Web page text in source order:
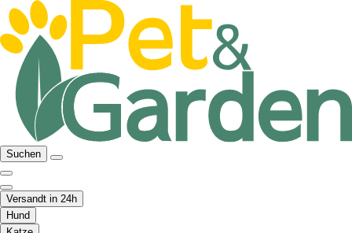
Suchen
Versandt in 24h
Hund